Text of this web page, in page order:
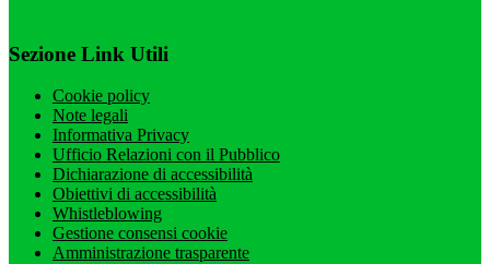
Sezione Link Utili
Cookie policy
Note legali
Informativa Privacy
Ufficio Relazioni con il Pubblico
Dichiarazione di accessibilità
Obiettivi di accessibilità
Whistleblowing
Gestione consensi cookie
Amministrazione trasparente